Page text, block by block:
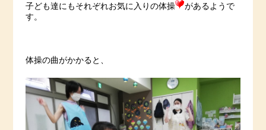
子ども達にもそれぞれお気に入りの体操
があるようで
す。
体操の曲がかかると、